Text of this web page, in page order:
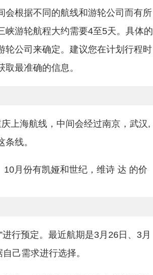
会根据不同的航线和游轮公司而有所
峡游轮航程大约需要4至5天。具体的
轮公司来确定。建议您在计划行程时
最准确的信息。
上海航线，中间会经过南京，武汉,
线。
月份有凯娅和世纪，维诗 达 的价
行预定。最近航期是3月26日、3月
己需求进行选择。